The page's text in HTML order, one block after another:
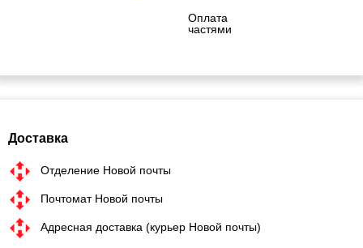
Оплата
частями
Доставка
Отделение Новой почты
Почтомат Новой почты
Адресная доставка (курьер Новой почты)